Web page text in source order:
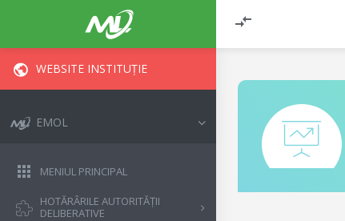
WEBSITE INSTITUȚIE
EMOL
MENIUL PRINCIPAL
HOTĂRÂRILE AUTORITĂȚII
DELIBERATIVE